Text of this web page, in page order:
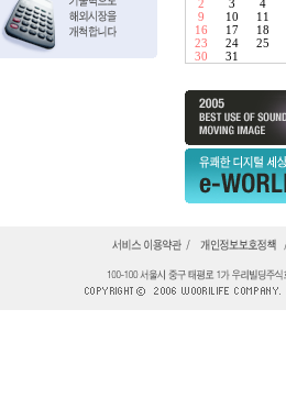
2
3 4
9
10 11
16
17 18
23
24 25
30
31